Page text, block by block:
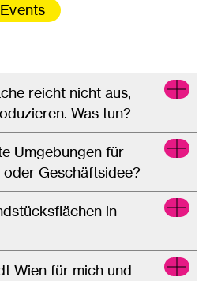
reicht nicht aus,
Was tun?
Umgebungen für
Geschäftsidee?
in
Wien für mich und